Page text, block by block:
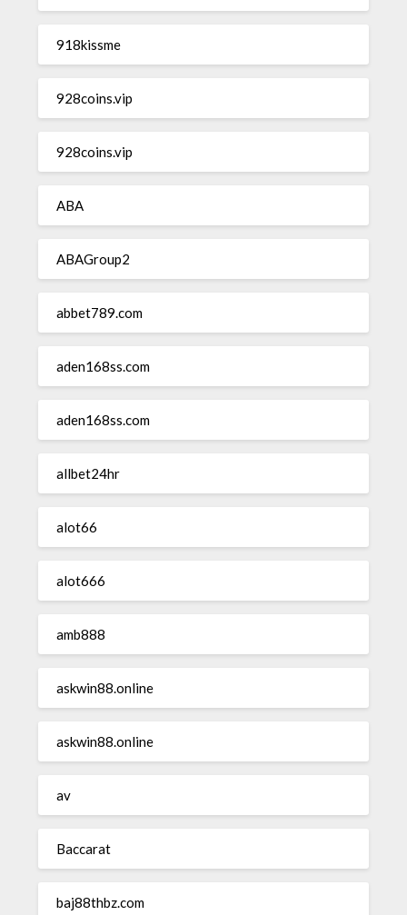
918kissme
928coins.vip
928coins.vip
ABA
ABAGroup2
abbet789.com
aden168ss.com
aden168ss.com
allbet24hr
alot66
alot666
amb888
askwin88.online
askwin88.online
av
Baccarat
baj88thbz.com